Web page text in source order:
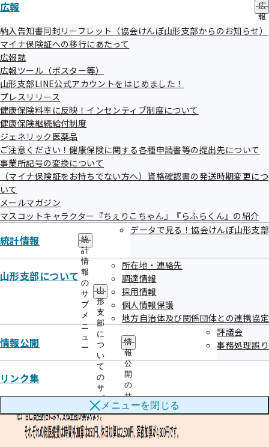
広報
広
報
の
サ
納入告知書同封リーフレット（協会けんぽ山形支部からのお知らせ）
マイナ保険証への移行にあたって
広報誌
広報ツール（ポスター等）
山形支部LINE公式アカウントをはじめました！
プレスリリース
健康保険料率に反映！インセンティブ制度について
健康保険継続給付制度
ジェネリック医薬品
ご注意ください！健康保険に関する各種申請書等の提出先について
事業所記号の変換について
（マイナ保険証をお持ちでない方へ）資格確認書の発送時期変更につ
いて
メールマガジン
マスコットキャラクター『ちぇりこちゃん』『らふらくん』の紹介
統計情報
統
計
情
報
の
サ
ブ
メ
ニ
ュ
ー
データで見る！協会けんぽ山形支部
山形支部について
山
形
支
部
に
つ
い
て
の
サ
ブ
メ
ニ
ュ
所在地・連絡先
調達情報
採用情報
個人情報保護
地方自治体及び関係団体との連携協定
情報公開
情
報
公
開
の
サ
ブ
メ
ニ
ュ
評議会
事務処理誤り
リンク集
メニューを閉じる